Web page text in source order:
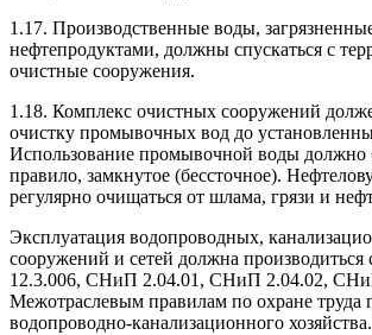
1.17. Производственные воды,
нефтепродуктами, должны спускаться с
очистные сооружения.
1.18. Комплекс очистных сооружений
очистку промывочных вод до
Использование промывочной воды должно
правило, замкнутое (бессточное).
регулярно очищаться от шлама, грязи и
Эксплуатация водопроводных,
сооружений и сетей должна
12.3.006, СНиП 2.04.01, СНиП 2.04.02,
Межотраслевым правилам по охране труда
водопроводно-канализационного хозяйства.